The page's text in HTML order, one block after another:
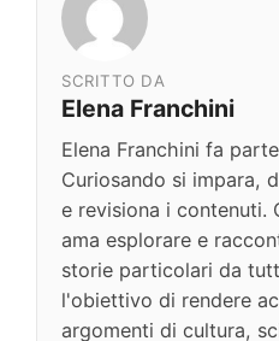
SCRITTO DA
Elena Franchini
Elena Franchini fa
Curiosando si impara,
e revisiona i contenuti.
ama esplorare e
storie particolari da
l'obiettivo di rendere
argomenti di cultura,